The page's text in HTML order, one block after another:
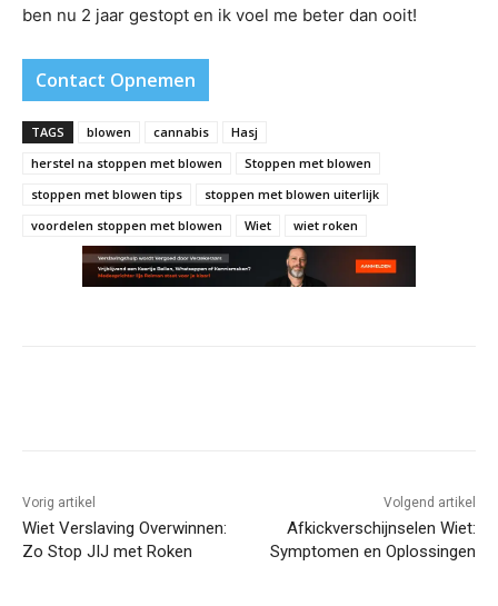
ben nu 2 jaar gestopt en ik voel me beter dan ooit!
Contact Opnemen
TAGS blowen cannabis
Hasj
herstel na stoppen met blowen
Stoppen met blowen
stoppen met blowen tips
stoppen met blowen uiterlijk
voordelen stoppen met blowen
Wiet wiet roken
Vorig artikel
Wiet Verslaving Overwinnen:
Zo Stop JIJ met Roken
Volgend artikel
Afkickverschijnselen Wiet:
Symptomen en Oplossingen